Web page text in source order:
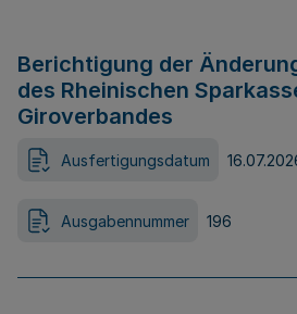
Berichtigung der
des Rheinischen
Giroverbandes
Ausfertigungsdatum
Ausgabennummer 196